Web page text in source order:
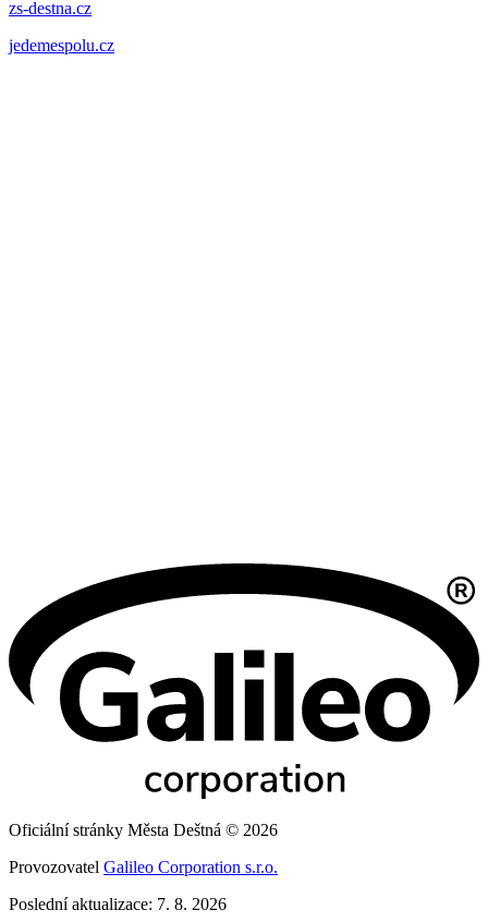
zs-destna.cz
jedemespolu.cz
Oficiální stránky Města Deštná © 2026
Provozovatel Galileo Corporation s.r.o.
Poslední aktualizace: 7. 8. 2026